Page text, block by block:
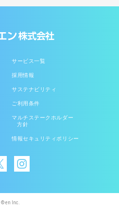
サービス一覧
採用情報
サステナビリティ
ご利用条件
マルチステークホルダー
方針
情報セキュリティポリシー
© en Inc.